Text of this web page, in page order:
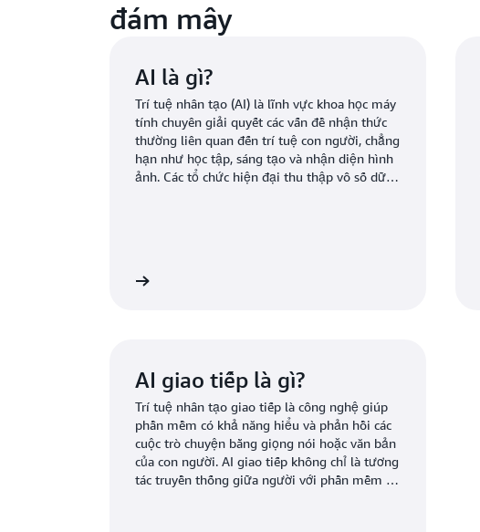
đám mây
AI là gì?
Trí tuệ nhân tạo (AI) là lĩnh vực khoa học máy
tính chuyên giải quyết các vấn đề nhận thức
thường liên quan đến trí tuệ con người, chẳng
hạn như học tập, sáng tạo và nhận diện hình
ảnh. Các tổ chức hiện đại thu thập vô số dữ
thức thu được để giải quyết các vấn đề mới
AI giao tiếp là gì?
Trí tuệ nhân tạo giao tiếp là công nghệ giúp
phần mềm có khả năng hiểu và phản hồi các
cuộc trò chuyện bằng giọng nói hoặc văn bản
của con người. AI giao tiếp không chỉ là tương
tác truyền thống giữa người với phần mềm bị